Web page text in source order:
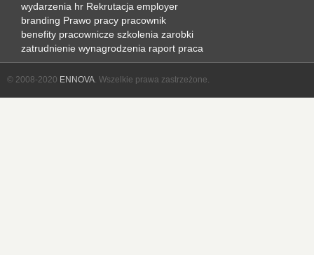
wydarzenia hr Rekrutacja employer
branding Prawo pracy pracownik
benefity pracownicze szkolenia zarobki
zatrudnienie wynagrodzenia raport praca
© 2008-2020 ENNOVA. Wszelkie prawa zastrzeżone.